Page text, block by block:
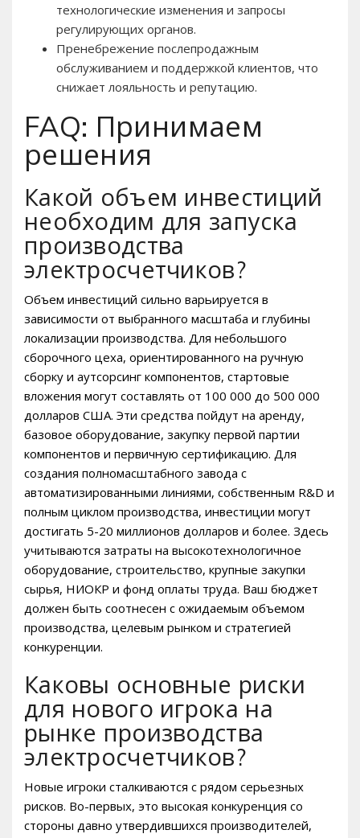
технологические изменения и запросы
регулирующих органов.
Пренебрежение послепродажным
обслуживанием и поддержкой клиентов, что
снижает лояльность и репутацию.
FAQ: Принимаем
решения
Какой объем инвестиций
необходим для запуска
производства
электросчетчиков?
Объем инвестиций сильно варьируется в
зависимости от выбранного масштаба и глубины
локализации производства. Для небольшого
сборочного цеха, ориентированного на ручную
сборку и аутсорсинг компонентов, стартовые
вложения могут составлять от 100 000 до 500 000
долларов США. Эти средства пойдут на аренду,
базовое оборудование, закупку первой партии
компонентов и первичную сертификацию. Для
создания полномасштабного завода с
автоматизированными линиями, собственным R&D и
полным циклом производства, инвестиции могут
достигать 5-20 миллионов долларов и более. Здесь
учитываются затраты на высокотехнологичное
оборудование, строительство, крупные закупки
сырья, НИОКР и фонд оплаты труда. Ваш бюджет
должен быть соотнесен с ожидаемым объемом
производства, целевым рынком и стратегией
конкуренции.
Каковы основные риски
для нового игрока на
рынке производства
электросчетчиков?
Новые игроки сталкиваются с рядом серьезных
рисков. Во-первых, это высокая конкуренция со
стороны давно утвердившихся производителей,